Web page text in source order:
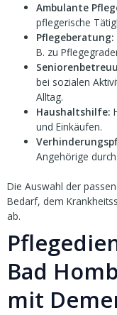
Ambulante
pflegerische
Pflegeberatung:
B. zu
bei sozialen
Alltag.
Haushaltshilfe:
und Einkäufen.
Angehörige
Die Auswahl der
Bedarf, dem
ab.
Bad
mit